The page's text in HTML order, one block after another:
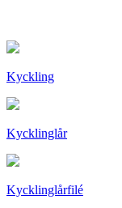
Kyckling
Kycklinglår
Kycklinglårfilé